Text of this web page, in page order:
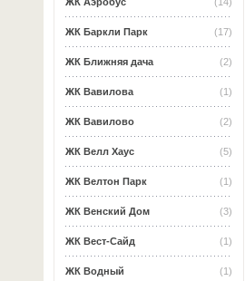
(14)
ЖК Аэробус
(17)
ЖК Баркли Парк
(2)
ЖК Ближняя дача
(1)
ЖК Вавилова
(2)
ЖК Вавилово
(5)
ЖК Велл Хаус
(1)
ЖК Велтон Парк
(3)
ЖК Венский Дом
(1)
ЖК Вест-Сайд
(1)
ЖК Водный